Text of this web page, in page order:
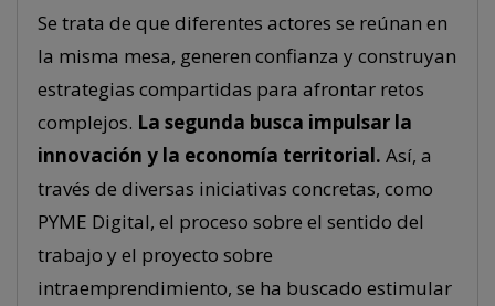
Se trata de que diferentes actores se reúnan en
la misma mesa, generen confianza y construyan
estrategias compartidas para afrontar retos
complejos. La segunda busca impulsar la
innovación y la economía territorial. Así, a
través de diversas iniciativas concretas, como
PYME Digital, el proceso sobre el sentido del
trabajo y el proyecto sobre
intraemprendimiento, se ha buscado estimular